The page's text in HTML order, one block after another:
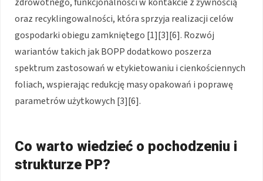
oraz recyklingowalności, która sprzyja realizacji celów
gospodarki obiegu zamkniętego [1][3][6]. Rozwój
wariantów takich jak BOPP dodatkowo poszerza
spektrum zastosowań w etykietowaniu i cienkościennych
foliach, wspierając redukcję masy opakowań i poprawę
parametrów użytkowych [3][6].
Co warto wiedzieć o pochodzeniu i
strukturze PP?